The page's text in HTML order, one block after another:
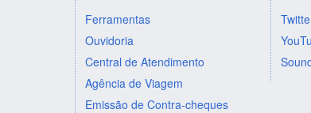
Ferramentas
Ouvidoria
Central de Atendimento
Agência de Viagem
Emissão de Contra-cheques